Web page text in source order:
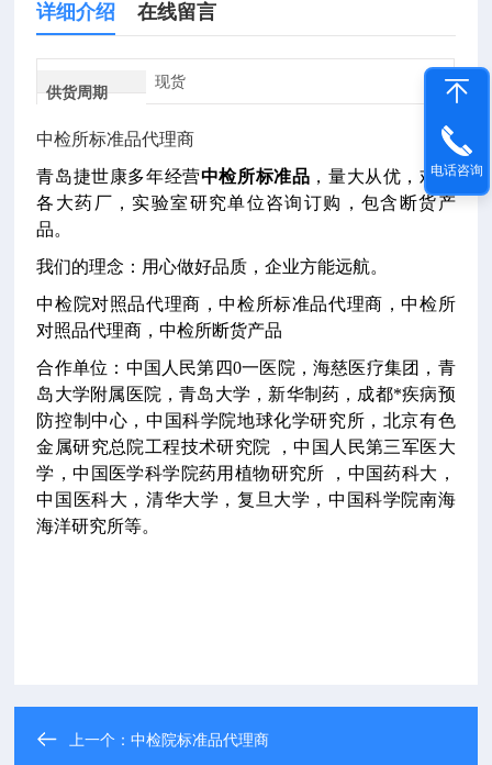
详细介绍 在线留言
供货周期
现货
中检所标准品代理商
青岛捷世康多年经营中检所标准品 ，量大从优，欢迎
各大药厂，实验室研究单位咨询订购，包含断货产
品。
我们的理念：用心做好品质，企业方能远航。
中检院对照品代理商，中检所标准品代理商，中检所
对照品代理商，中检所断货产品
合作单位：中国人民第四0一医院，海慈医疗集团，青
岛大学附属医院，青岛大学，新华制药，成都*疾病预
防控制中心，中国科学院地球化学研究所，北京有色
金属研究总院工程技术研究院 ，中国人民第三军医大
学，中国医学科学院药用植物研究所 ，中国药科大，
中国医科大，清华大学，复旦大学，中国科学院南海
海洋研究所等。
上一个：中检院标准品代理商
电话咨询